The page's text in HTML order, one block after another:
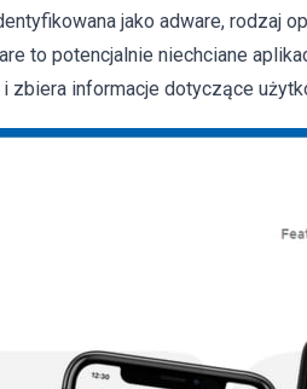
jako adware, rodzaj
to potencjalnie niechciane
zbiera informacje dotyczące